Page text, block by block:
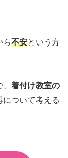
ら不安という方
着付け教室の
について考える